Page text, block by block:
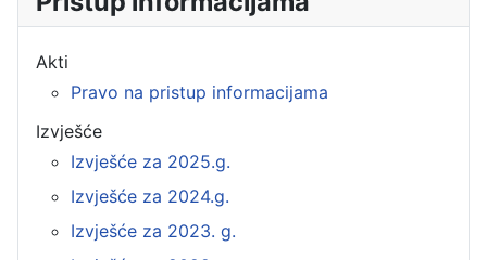
Akti
Pravo na pristup informacijama
Izvješće
Izvješće za 2025.g.
Izvješće za 2024.g.
Izvješće za 2023. g.